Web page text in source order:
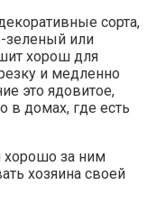
сорта,
зеленый или
хорош для
и медленно
это ядовитое,
в домах, где есть
хорошо за ним
хозяина своей